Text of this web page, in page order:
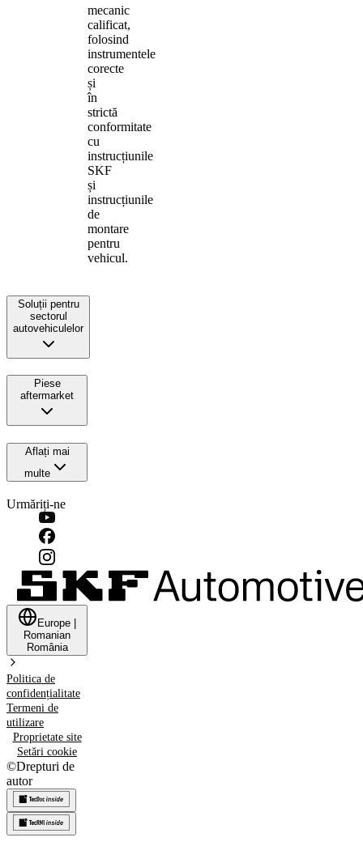
mecanic
calificat,
folosind
instrumentele
corecte
și
în
strictă
conformitate
cu
instrucțiunile
SKF
și
instrucțiunile
de
montare
pentru
vehicul.
Soluții pentru
sectorul
autovehiculelor
Piese
aftermarket
Aflați mai
multe
Urmăriți-ne
Europe
Romanian
România
Politica de
confidențialitate
Termeni de
utilizare
Proprietate site
Setări cookie
©Drepturi de
autor